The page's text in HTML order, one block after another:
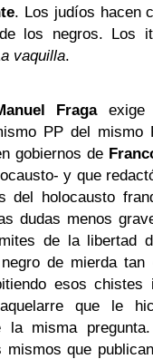
. Los judíos hacen
los negros. Los
vaquilla.
Fragaexige
PP del mismo
gobiernos de
y que
del holocausto
dudas menos
de la libertad
de mierda tan
esos chistes
que le
la misma
mismos que